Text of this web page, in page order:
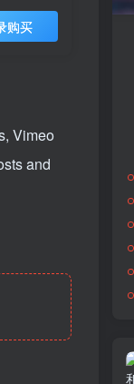
购买
Vimeo
and